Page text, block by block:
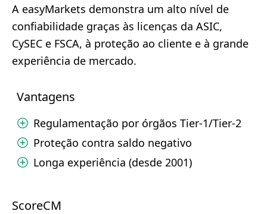
A easyMarkets demonstra um alto nível de
confiabilidade graças às licenças da ASIC,
CySEC e FSCA, à proteção ao cliente e à grande
experiência de mercado.
Vantagens
Regulamentação por órgãos Tier-1/Tier-2
Proteção contra saldo negativo
Longa experiência (desde 2001)
ScoreCM